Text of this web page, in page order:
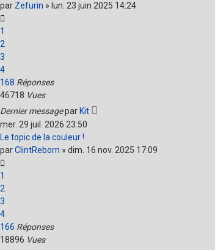
par Zefurin » lun. 23 juin 2025 14:24
1
2
3
4
168 Réponses
46718 Vues
Dernier messagepar Kit
mer. 29 juil. 2026 23:50
Le topic de la couleur !
parClintReborn » dim. 16 nov. 2025 17:09
1
2
3
4
166 Réponses
18896 Vues